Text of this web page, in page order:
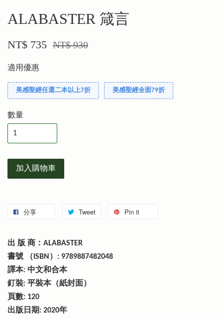
ALABASTER 箴言
NT$ 735 NT$ 930
適用優惠
美感聖經任選二本以上7折 美感聖經全面79折
數量
加入購物車
分享 Tweet Pin it
出 版 商：ALABASTER
書號 （ISBN）: 9789887482048
譯本: 中文和合本
釘裝: 平裝本（紙封面）
頁數: 120
出版日期: 2020年